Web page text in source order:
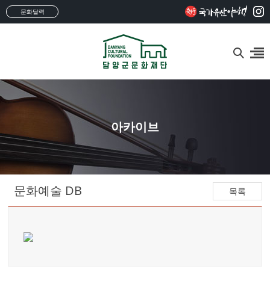
문화달력
아카이브
문화예술 DB 목록